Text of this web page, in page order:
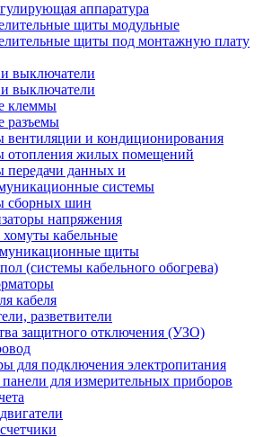
аппаратура
щиты модульные
щиты под монтажную плату
выключатели
выключатели
клеммы
разъемы
вентиляции и кондиционирования
отопления жилых помещений
передачи данных и
системы
сборных шин
напряжения
кабельные
щиты
(системы кабельного обогрева)
кабеля
разветвители
защитного отключения (УЗО)
для подключения электропитания
для измерительных приборов